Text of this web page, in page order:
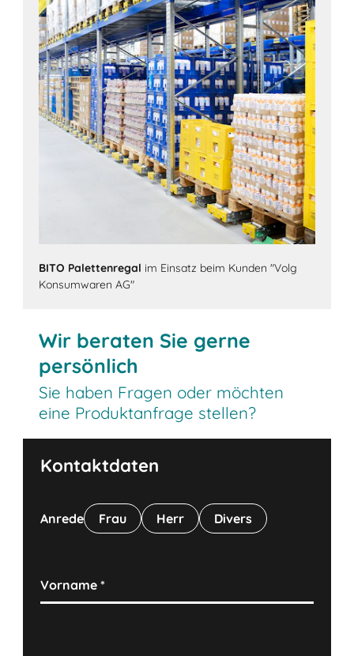
BITO Palettenregal im Einsatz beim Kunden "Volg
Konsumwaren AG"
Wir beraten Sie gerne
persönlich
Sie haben Fragen oder möchten
eine Produktanfrage stellen?
Kontaktdaten
Anrede Frau Herr Divers
Vorname*